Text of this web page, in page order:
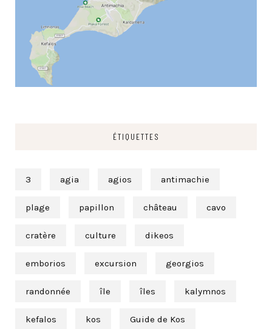
ÉTIQUETTES
3 agia agios antimachie
plage papillon château cavo
cratère culture dikeos
emborios excursion georgios
randonnée île îles kalymnos
kefalos kos Guide de Kos